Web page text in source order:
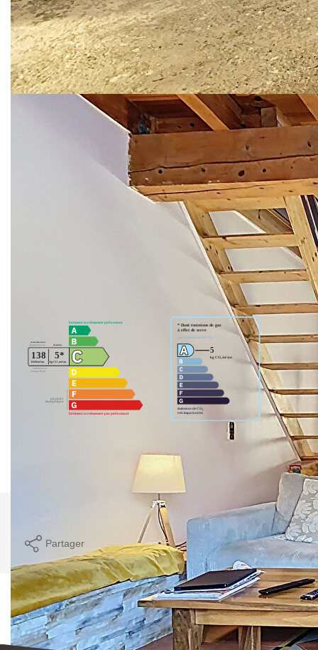
- Aucun travaux à prévoir
- Cadre paisible
- Un atelier de 16 m²
Taxe foncière : 324 €
Prix : 155 000 €
Une opportunité à découvrir rapidement pour les amateurs
de charme et de tranquillité.
Les informations sur les risques auxquels ce bien est
exposé sont disponibles sur le site Géorisques :
Nous contacter
Montant estimé des dépenses annuelles d'énergie pour un
usage standard entre 1070€ et 1510€. Pour la date de
Imprimer
Partager
Ce bien est soumis à un diagnostic ERP (État
des Risques et Pollutions). Pour en savoir plus,
rendez-vous surhttps://www.georisques.gouv.fr/